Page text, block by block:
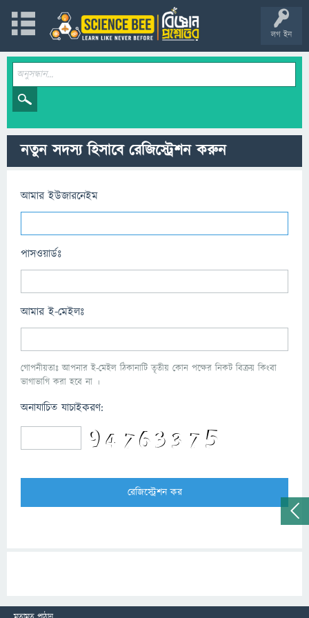
লগ ইন
নতুন সদস্য হিসাবে রেজিস্ট্রেশন করুন
আমার ইউজারনেইম
পাসওয়ার্ডঃ
আমার ই-মেইলঃ
গোপনীয়তাঃ আপনার ই-মেইল ঠিকানাটি তৃতীয় কোন পক্ষের নিকট বিক্রয় কিংবা
ভাগাভাগি করা হবে না ।
অনাযাচিত যাচাইকরণ: